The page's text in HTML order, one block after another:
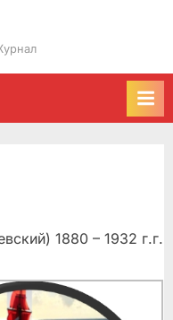
1880 – 1932 г.г.